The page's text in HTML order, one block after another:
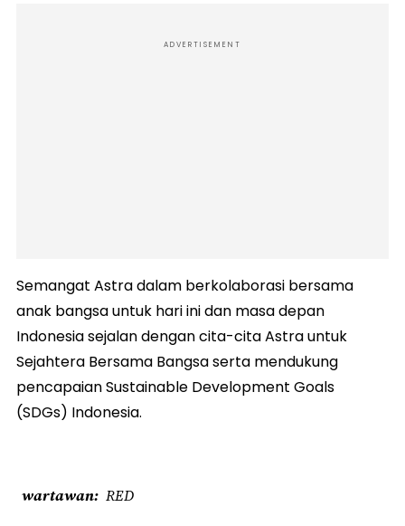
ADVERTISEMENT
Semangat Astra dalam berkolaborasi bersama
anak bangsa untuk hari ini dan masa depan
Indonesia sejalan dengan cita-cita Astra untuk
Sejahtera Bersama Bangsa serta mendukung
pencapaian Sustainable Development Goals
(SDGs) Indonesia.
wartawan RED